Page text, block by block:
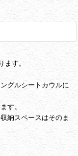
す。
グルシートカウルに
す。
納スペースはそのま